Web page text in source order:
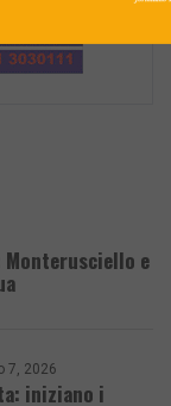
e
7, 2026
iniziano i